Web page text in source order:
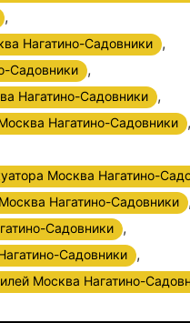
,
Нагатино-Садовники ,
Садовники ,
Нагатино-Садовники ,
Нагатино-Садовники ,
Москва Нагатино-
Нагатино-Садовники
Садовники ,
Садовники ,
Москва Нагатино-